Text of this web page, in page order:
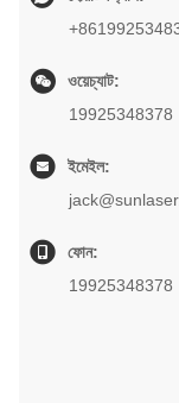
ওয়েচ্যাট:
19925348378
ইমেইল:
ফোন:
19925348378